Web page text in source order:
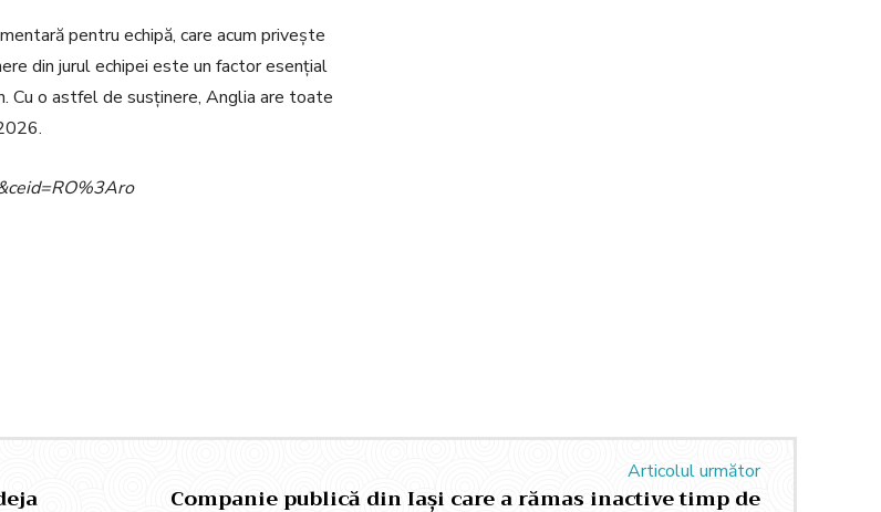
pentru echipă, care acum privește
din jurul echipei este un factor esențial
Cu o astfel de susținere, Anglia are toate
Articolul următor
Companie publică din Iași care a rămas inactive timp de